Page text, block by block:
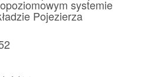
systemie
Pojezierza